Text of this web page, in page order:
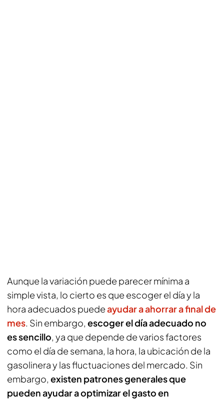
Aunque la variación puede parecer mínima a
simple vista, lo cierto es que escoger el día y la
hora adecuados puedeayudar a ahorrar a final de
mes. Sin embargo, escoger el día adecuado no
es sencillo, ya que depende de varios factores
como el día de semana, la hora, la ubicación de la
gasolinera y las fluctuaciones del mercado. Sin
embargo, existen patrones generales que
pueden ayudar a optimizar el gasto en